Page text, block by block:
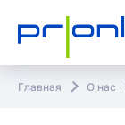
Главная О нас